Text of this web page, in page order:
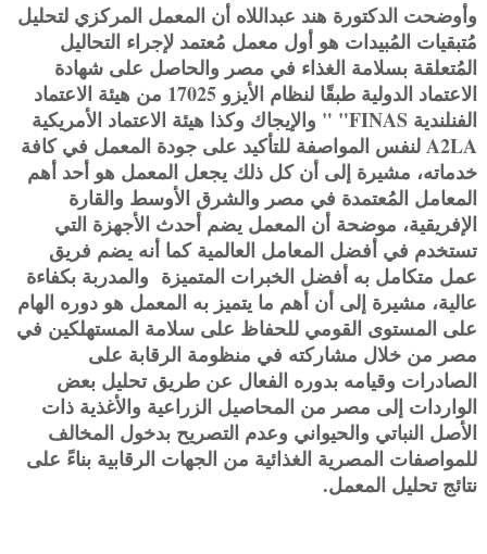
وأوضحت الدكتورة هند عبداللاه أن المعمل المركزي لتحليل
مُتبقيات المُبيدات هو أول معمل مُعتمد لإجراء التحاليل
المُتعلقة بسلامة الغذاء في مصر والحاصل على شهادة
الاعتماد الدولية طبقًا لنظام الأيزو 17025 من هيئة الاعتماد
الفنلندية FINAS" " والإيجاك وكذا هيئة الاعتماد الأمريكية
A2LA لنفس المواصفة للتأكيد على جودة المعمل في كافة
خدماته، مشيرة إلى أن كل ذلك يجعل المعمل هو أحد أهم
المعامل المُعتمدة في مصر والشرق الأوسط والقارة
الإفريقية، موضحة أن المعمل يضم أحدث الأجهزة التي
تستخدم في أفضل المعامل العالمية كما أنه يضم فريق
عمل متكامل به أفضل الخبرات المتميزة والمدربة بكفاءة
عالية، مشيرة إلى أن أهم ما يتميز به المعمل هو دوره الهام
على المستوى القومي للحفاظ على سلامة المستهلكين في
مصر من خلال مشاركته في منظومة الرقابة على
الصادرات وقيامه بدوره الفعال عن طريق تحليل بعض
الواردات إلى مصر من المحاصيل الزراعية والأغذية ذات
الأصل النباتي والحيواني وعدم التصريح بدخول المخالف
للمواصفات المصرية الغذائية من الجهات الرقابية بناءً على
نتائج تحليل المعمل.